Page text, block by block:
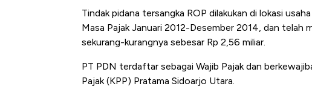
Tindak pidana tersangka ROP dilakukan di lokasi
Masa Pajak Januari 2012-Desember 2014, dan telah
sekurang-kurangnya sebesar Rp 2,56 miliar.
PT PDN terdaftar sebagai Wajib Pajak dan
Pajak (KPP) Pratama Sidoarjo Utara.